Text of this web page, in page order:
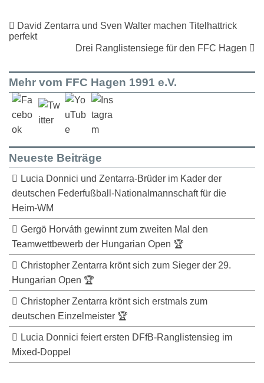
David Zentarra und Sven Walter machen Titelhattrick
perfekt
Drei Ranglistensiege für den FFC Hagen
Mehr vom FFC Hagen 1991 e.V.
Neueste Beiträge
Lucia Donnici und Zentarra-Brüder im Kader der
deutschen Federfußball-Nationalmannschaft für die
Heim-WM
Gergö Horváth gewinnt zum zweiten Mal den
Teamwettbewerb der Hungarian Open 🏆
Christopher Zentarra krönt sich zum Sieger der 29.
Hungarian Open 🏆
Christopher Zentarra krönt sich erstmals zum
deutschen Einzelmeister 🏆
Lucia Donnici feiert ersten DFfB-Ranglistensieg im
Mixed-Doppel